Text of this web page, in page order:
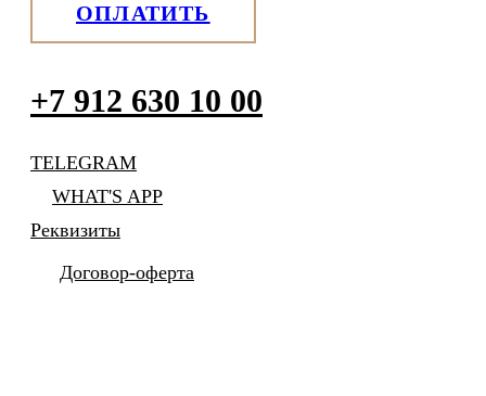
ОПЛАТИТЬ
+7 912 630 10 00
TELEGRAM
WHAT'S APP
Реквизиты
Договор-оферта